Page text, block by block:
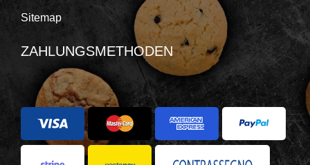
Sitemap
ZAHLUNGSMETHODEN